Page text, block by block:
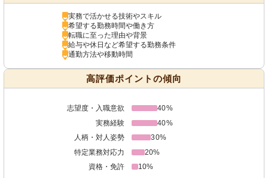
実務で活かせる技術やスキル
希望する勤務時間や働き方
転職に至った理由や背景
給与や休日など希望する勤務条件
通勤方法や移動時間
高評価ポイントの傾向
志望度・入職意欲
40%
実務経験
40%
人柄・対人姿勢
30%
特定業務対応力
20%
資格・免許
10%